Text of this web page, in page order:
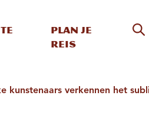
Plan je
reis
kunstenaars verkennen het